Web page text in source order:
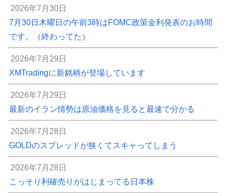
2026年7月30日
7月30日木曜日の午前3時はFOMC政策金利発表のお時間
です。（終わってた）
2026年7月29日
XMTradingに新銘柄が登場しています
2026年7月29日
最新のイラン情勢は原油価格を見ると最速で分かる
2026年7月28日
GOLDのスプレッドが狭くてスキャってしまう
2026年7月28日
こっそり利確売りがはじまってる日本株